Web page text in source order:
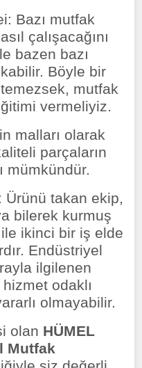
Bazı mutfak
çalışacağını
bazen bazı
Böyle bir
mutfak
vermeliyiz.
malları olarak
parçaların
mümkündür.
Ürünü takan ekip,
bilerek kurmuş
ile ikinci bir iş elde
Endüstriyel
ilgilenen
odaklı
olmayabilir.
olan HÜMEL
Mutfak